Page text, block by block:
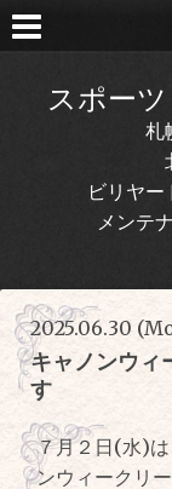
スポー
札
ビリヤ
メンテ
2025.06.30
キャノンウィ
す
７月２日(水)
ンウィークリ